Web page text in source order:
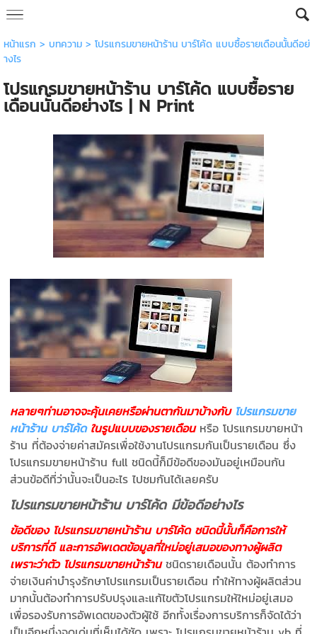
หน้าแรก > บทความ> โปรแกรมขายหน้าร้าน บาร์โค้ด แบบซื้อรายเดือนนั้นดีอย่
างไร
โปรแกรมขายหน้าร้าน บาร์โค้ด แบบซื้อราย
เดือนนั้นดีอย่างไร | N Print
หลายๆท่านอาจจะคุ้นเคยหรือผ่านตากันมาบ้างกับ โปรแกรมขาย
หน้าร้าน บาร์โค้ดในรูปแบบของรายเดือนหรือ โปรแกรมขายหน้า
ร้าน ที่ต้องจ่ายค่าสมัครเพื่อใช้งานโปรแกรมกันเป็นรายเดือน ซึ่ง
โปรแกรมขายหน้าร้าน full ชนิดนี้ก็มีข้อดีของมันอยู่เหมือนกัน
ส่วนข้อดีที่ว่านั้นจะเป็นอะไร ไปชมกันได้เลยครับ
โปรแกรมขายหน้าร้าน บาร์โค้ด มีข้อดีอย่างไร
ข้อดีของ โปรแกรมขายหน้าร้าน บาร์โค้ด ชนิดนี้นั้นก็คือการให้
บริการที่ดี และการอัพเดตข้อมูลที่ใหม่อยู่เสมอของทางผู้ผลิต
เพราะว่าตัว โปรแกรมขายหน้าร้านชนิดรายเดือนนั้น ต้องทำการ
จ่ายเงินค่าบำรุงรักษาโปรแกรมเป็นรายเดือน ทำให้ทางผู้ผลิตส่วน
มากนั้นต้องทำการปรับปรุงและแก้ไขตัวโปรแกรมให้ใหม่อยู่เสมอ
เพื่อรองรับการอัพเดตของตัวผู้ใช้ อีกทั้งเรื่องการบริการก็จัดได้ว่า